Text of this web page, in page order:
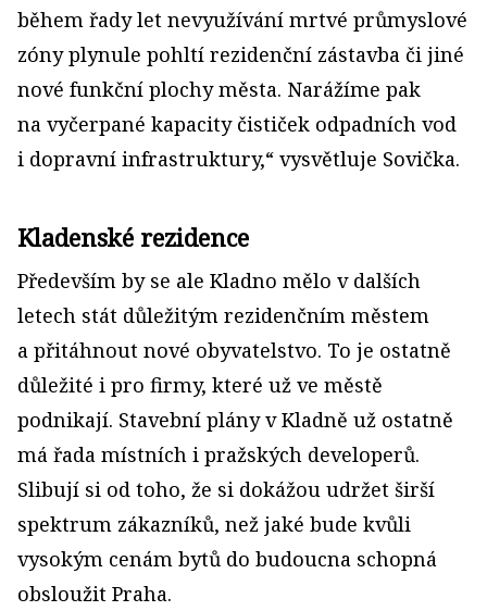
během řady let nevyužívání mrtvé průmyslové
zóny plynule pohltí rezidenční zástavba či jiné
nové funkční plochy města. Narážíme pak
na vyčerpané kapacity čističek odpadních vod
i dopravní infrastruktury,“ vysvětluje Sovička.
Kladenské rezidence
Především by se ale Kladno mělo v dalších
letech stát důležitým rezidenčním městem
a přitáhnout nové obyvatelstvo. To je ostatně
důležité i pro firmy, které už ve městě
podnikají. Stavební plány v Kladně už ostatně
má řada místních i pražských developerů.
Slibují si od toho, že si dokážou udržet širší
spektrum zákazníků, než jaké bude kvůli
vysokým cenám bytů do budoucna schopná
obsloužit Praha.